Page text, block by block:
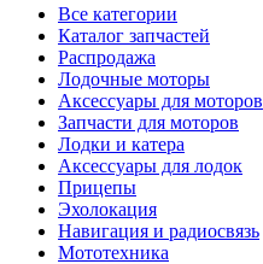
Все категории
Каталог запчастей
Распродажа
Лодочные моторы
Аксессуары для моторов
Запчасти для моторов
Лодки и катера
Аксессуары для лодок
Прицепы
Эхолокация
Навигация и радиосвязь
Мототехника